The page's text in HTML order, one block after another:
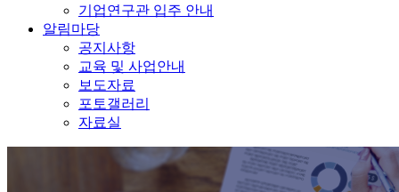
기업연구관 입주 안내
알림마당
공지사항
교육 및 사업안내
보도자료
포토갤러리
자료실